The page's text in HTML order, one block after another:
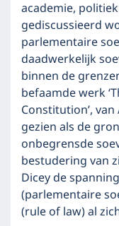
academie,
gediscussieerd
parlementaire
daadwerkelijk
binnen de
befaamde werk
Constitution’,
gezien als de
onbegrensde
bestudering van
Dicey de
(parlementaire
(rule of law) al